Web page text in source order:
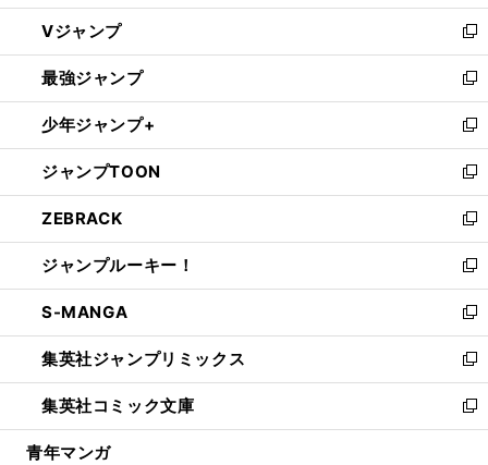
ウ
ィ
ン
ド
ウ
で
開
く
し
い
ウ
ィ
ン
ド
ウ
で
開
く
Vジャンプ
新
し
い
ウ
ィ
ン
ド
ウ
で
開
く
最強ジャンプ
新
し
い
ウ
ィ
ン
ド
ウ
で
開
く
少年ジャンプ+
新
し
い
ウ
ィ
ン
ド
ウ
で
開
く
ジャンプTOON
新
し
い
ウ
ィ
ン
ド
ウ
で
開
く
ZEBRACK
新
し
い
ウ
ィ
ン
ド
ウ
で
開
ジャンプルーキー！
新
し
い
ウ
ィ
ン
ド
ウ
S-MANGA
新
し
い
ウ
ィ
ン
集英社ジャンプリミックス
新
し
い
ウ
集英社コミック文庫
新
し
青年マンガ